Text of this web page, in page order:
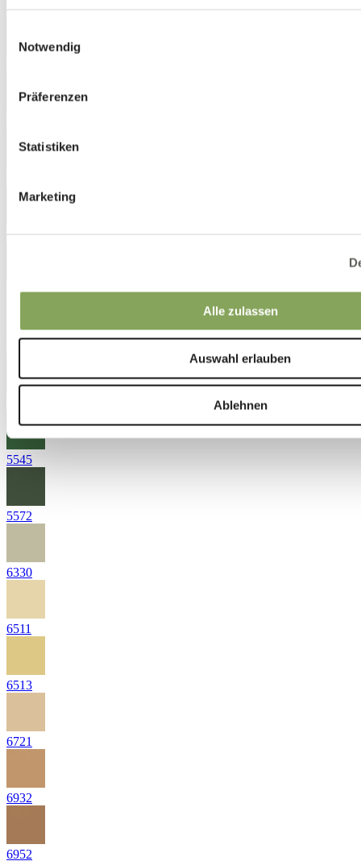
Notwendig
Präferenzen
Statistiken
Marketing
Alle zulassen
Auswahl erlauben
Ablehnen
4445
4663
5545
5572
6330
6511
6513
6721
6932
6952